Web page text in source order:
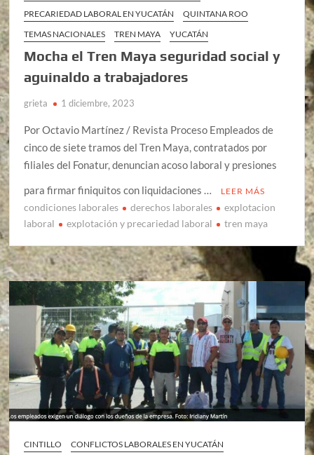
PRECARIEDAD LABORAL EN YUCATÁN
QUINTANA ROO
TEMAS NACIONALES
TREN MAYA YUCATÁN
Mocha el Tren Maya seguridad social y
aguinaldo a trabajadores
grieta 1 diciembre, 2023
Por Octavio Martínez / Revista Proceso Empleados de
cinco de siete tramos del Tren Maya, contratados por
filiales del Fonatur, denuncian acoso laboral y presiones
para firmar finiquitos con liquidaciones …
LEER MÁS
condiciones laborales derechos laborales
explotacion
laboral
explotación y precariedad laboral tren maya
CINTILLO CONFLICTOS LABORALES EN YUCATÁN